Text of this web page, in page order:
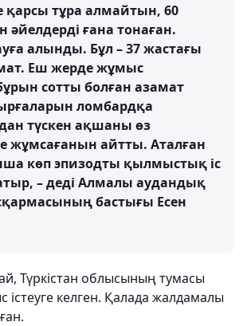
қарсы тұра алмайтын, 60
әйелдерді ғана тонаған.
алынды. Бұл – 37 жастағы
Еш жерде жұмыс
сотты болған азамат
ломбардқа
түскен ақшаны өз
жұмсағанын айтты. Аталған
көп эпизодты қылмыстық іс
– деді Алмалы аудандық
бастығы Есен
Түркістан облысының тумасы
келген. Қалада жалдамалы